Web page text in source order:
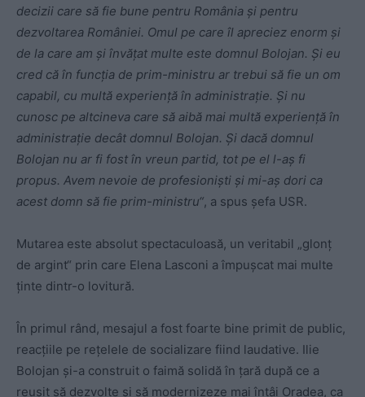
decizii care să fie bune pentru România și pentru
dezvoltarea României. Omul pe care îl apreciez enorm și
de la care am și învățat multe este domnul Bolojan. Și eu
cred că în funcția de prim-ministru ar trebui să fie un om
capabil, cu multă experiență în administrație. Și nu
cunosc pe altcineva care să aibă mai multă experiență în
administrație decât domnul Bolojan. Și dacă domnul
Bolojan nu ar fi fost în vreun partid, tot pe el l-aș fi
propus. Avem nevoie de profesioniști și mi-aș dori ca
acest domn să fie prim-ministru“, a spus șefa USR.
Mutarea este absolut spectaculoasă, un veritabil „glonț
de argint“ prin care Elena Lasconi a împușcat mai multe
ținte dintr-o lovitură.
În primul rând, mesajul a fost foarte bine primit de public,
reacțiile pe rețelele de socializare fiind laudative. Ilie
Bolojan și-a construit o faimă solidă în țară după ce a
reușit să dezvolte și să modernizeze mai întâi Oradea, ca